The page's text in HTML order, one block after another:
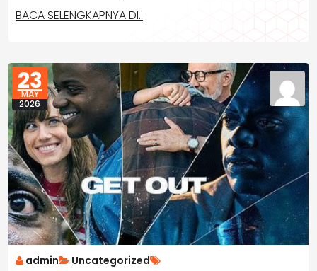
BACA SELENGKAPNYA DI..
23
MAY
2026
admin Uncategorized